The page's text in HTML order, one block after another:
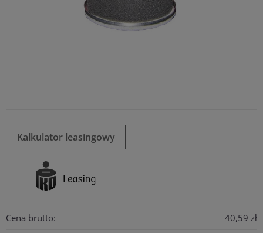
Kalkulator leasingowy
Cena brutto: 40,59 zł